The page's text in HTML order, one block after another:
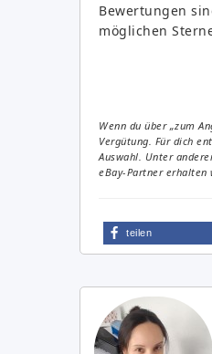
Bewertungen
möglichen
Wenn du über „zum
Vergütung. Für dich
Auswahl. Unter
eBay-Partner erhalten
teilen